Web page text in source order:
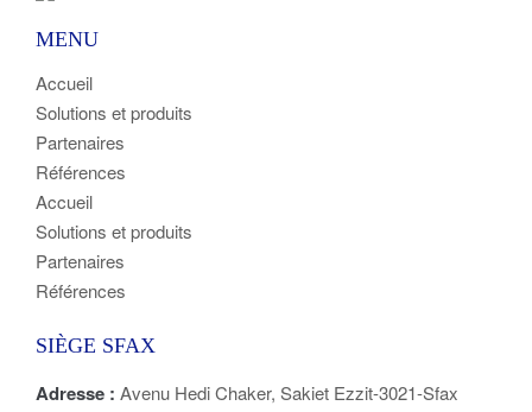
MENU
Accueil
Solutions et produits
Partenaires
Références
Accueil
Solutions et produits
Partenaires
Références
SIÈGE SFAX
Adresse : Avenu Hedi Chaker, Sakiet Ezzit-3021-Sfax